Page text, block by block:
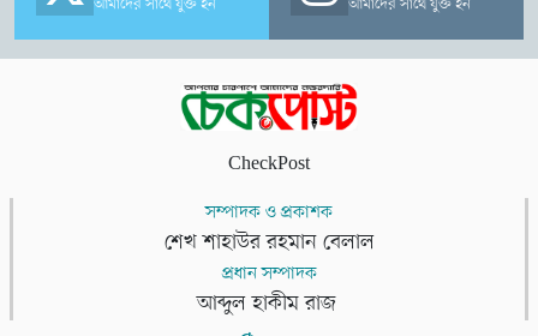
CheckPost
সম্পাদক ও প্রকাশক
শেখ শাহাউর রহমান বেলাল
প্রধান সম্পাদক
আব্দুল হাকীম রাজ